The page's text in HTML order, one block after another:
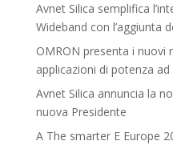
Avnet Silica semplifica
Wideband con l’aggiunta
OMRON presenta i nuovi
applicazioni di potenza
Avnet Silica annuncia la
nuova Presidente
A The smarter E Europe